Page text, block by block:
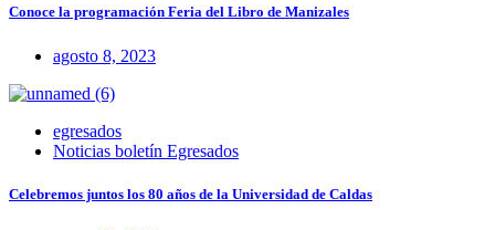
Conoce la programación Feria del Libro de Manizales
agosto 8, 2023
egresados
Noticias boletín Egresados
Celebremos juntos los 80 años de la Universidad de Caldas